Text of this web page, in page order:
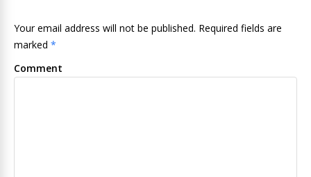
Your email address will not be published. Required fields are
marked *
Comment